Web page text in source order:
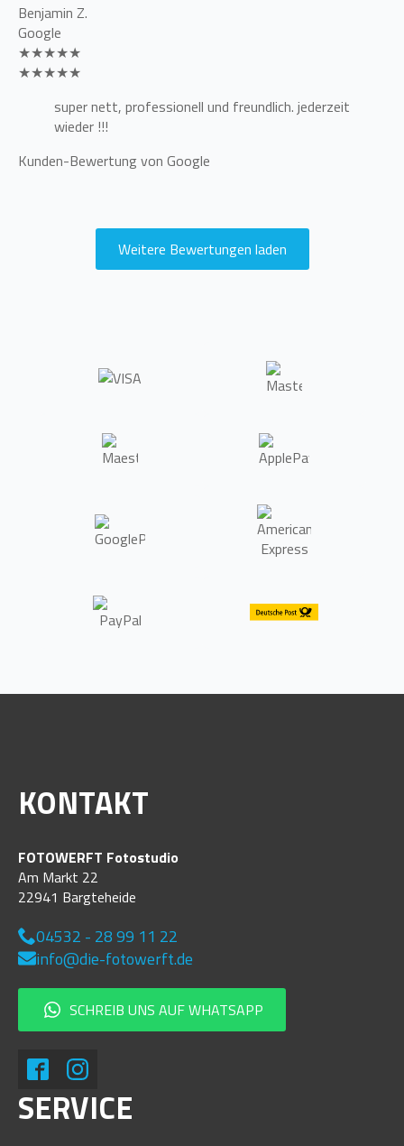
Benjamin Z.
Google
★★★★★
★★★★★
super nett, professionell und freundlich. jederzeit
wieder !!!
Kunden-Bewertung von Google
Weitere Bewertungen laden
KONTAKT
FOTOWERFT Fotostudio
Am Markt 22
22941 Bargteheide
04532 - 28 99 11 22
info@die-fotowerft.de
SCHREIB UNS AUF WHATSAPP
SERVICE